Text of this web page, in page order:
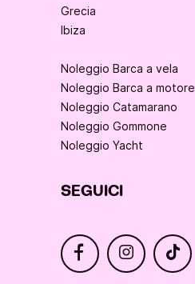
Grecia
Ibiza
Noleggio Barca a vela
Noleggio Barca a motore
Noleggio Catamarano
Noleggio Gommone
Noleggio Yacht
SEGUICI